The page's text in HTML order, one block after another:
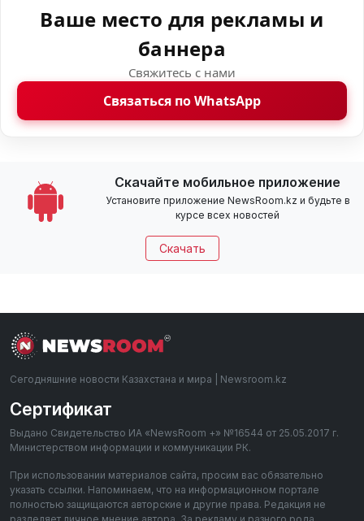
Ваше место для рекламы и
баннера
Свяжитесь с нами
Связаться по WhatsApp
Скачайте мобильное приложение
Установите приложение NewsRoom.kz и будьте в
курсе всех новостей
Скачать
Сегодняшние новости Казахстана и мира | Newsroom.kz
Сертификат
Выдано Свидетельство ИА «NewsRoom +» №16544 от 25.05.2017 г.
Министерством информации и коммуникации РК.
При использовании материалов сайта, просим вас обязательно
указать ссылки. Напоминаем, что на информационном портале
полностью защищаются авторские и другие права. Редакция не